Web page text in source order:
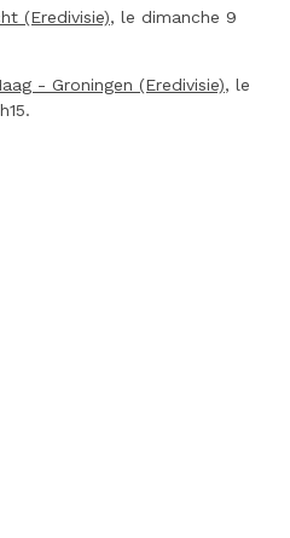
(Eredivisie), le dimanche 9
- Groningen (Eredivisie), le